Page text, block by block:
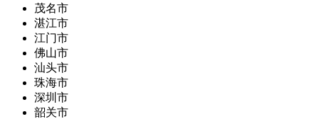
茂名市
湛江市
江门市
佛山市
汕头市
珠海市
深圳市
韶关市